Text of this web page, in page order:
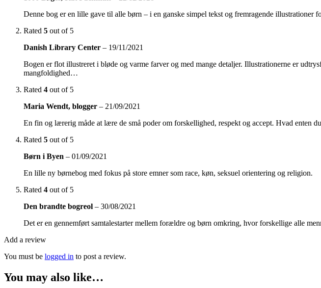
Denne bog er en lille gave til alle børn – i en ganske simpel tekst og fremragende
Rated 5 out of 5
Danish Library Center – 19/11/2021
Bogen er flot illustreret i bløde og varme farver og med mange detaljer. Illustrationerne er
mangfoldighed…
Rated 4 out of 5
Maria Wendt, blogger – 21/09/2021
En fin og lærerig måde at lære de små poder om forskellighed, respekt og accept. Hvad enten
Rated 5 out of 5
Børn i Byen – 01/09/2021
En lille ny børnebog med fokus på store emner som race, køn, seksuel orientering og religion.
Rated 4 out of 5
Den brandte bogreol – 30/08/2021
Det er en gennemført samtalestarter mellem forældre og børn omkring, hvor forskellige alle
Add a review
You must be logged in to post a review.
You may also like…